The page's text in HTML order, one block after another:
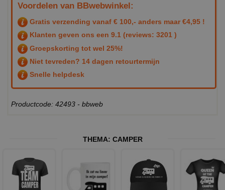
Voordelen van BBwebwinkel:
Gratis verzending vanaf € 100,- anders maar €4,95 !
Klanten geven ons een 9.1 (reviews: 3201 )
Groepskorting tot wel 25%!
Niet tevreden? 14 dagen retourtermijn
Snelle helpdesk
Productcode: 42493 - bbweb
THEMA: CAMPER